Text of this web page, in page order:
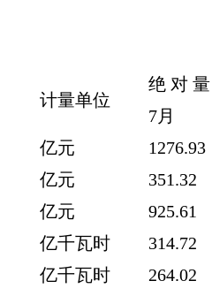
计量单位
绝 对 量
7月
亿元 1276.93
亿元 351.32
亿元 925.61
亿千瓦时 314.72
亿千瓦时 264.02